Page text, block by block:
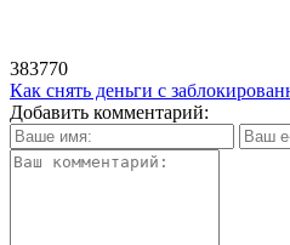
383770
Как снять деньги с
Добавить комментарий: